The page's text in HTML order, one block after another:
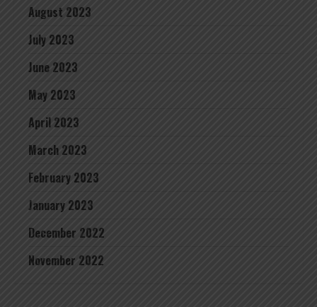
August 2023
July 2023
June 2023
May 2023
April 2023
March 2023
February 2023
January 2023
December 2022
November 2022